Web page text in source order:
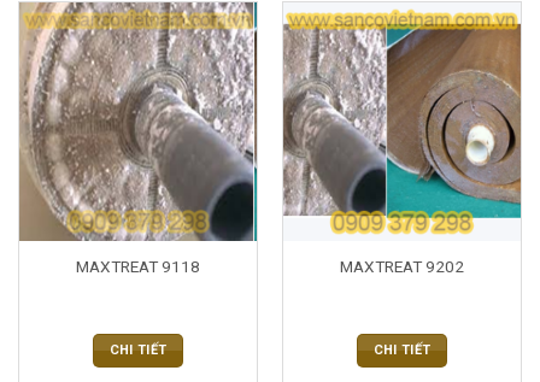
MAXTREAT 9118
CHI TIẾT
MAXTREAT 9202
CHI TIẾT